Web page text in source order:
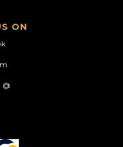
ON
@